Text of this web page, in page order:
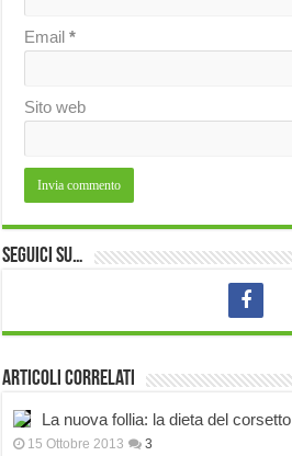
Email*
Sito web
Seguici su…
Articoli correlati
La nuova follia: la dieta del corsetto
15 Ottobre 2013 3